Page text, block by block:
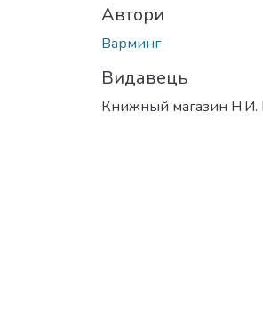
Автори
Варминг
Видавець
Книжный магазин Н.И.